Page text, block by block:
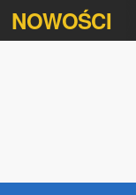
NOWOŚCI
można wybrać?